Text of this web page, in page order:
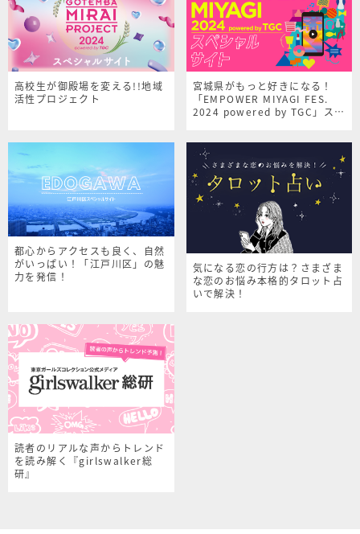
高校生が御殿場を変える!!地域
活性プロジェクト
宮城県がもっと好きになる！
「EMPOWER MIYAGI FES.
2024 powered by TGC」スペ
都心からアクセスも良く、自然
がいっぱい！「江戸川区」の魅
力を発信！
気になる恋の行方は？さまざま
な恋のお悩み本格的タロット占
いで解決！
読者のリアルな声からトレンド
を読み解く『girlswalker総
研』